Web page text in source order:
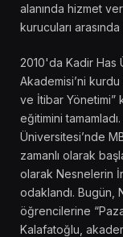
alanında hizmet
kurucuları
2010'da Kadir Has
Akademisi’ni kurdu
ve İtibar Yönetimi”
eğitimini
Üniversitesi’nde
zamanlı olarak
olarak Nesnelerin
odaklandı. Bugün,
öğrencilerine
Kalafatoğlu,